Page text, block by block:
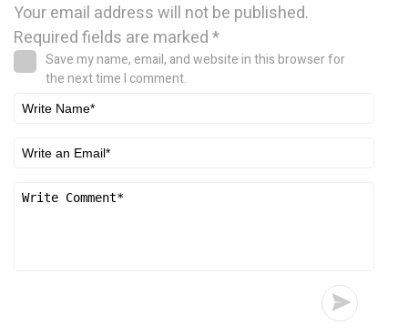
Your email address will not be published.
Required fields are marked*
Save my name, email, and website in this browser for
the next time I comment.